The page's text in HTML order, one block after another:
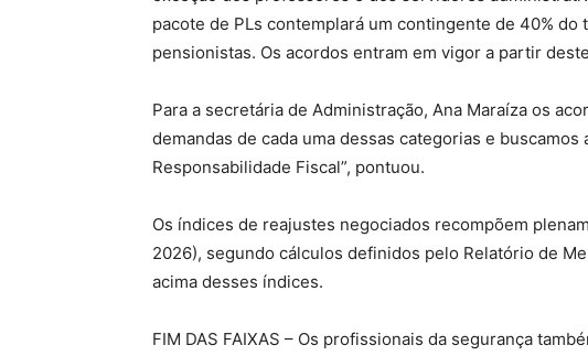
pacote de PLs contemplará um contingente de 40%
pensionistas. Os acordos entram em vigor a partir
Para a secretária de Administração, Ana Maraíza os
demandas de cada uma dessas categorias e
Responsabilidade Fiscal”, pontuou.
Os índices de reajustes negociados recompõem
2026), segundo cálculos definidos pelo Relatório de
acima desses índices.
FIM DAS FAIXAS – Os profissionais da segurança